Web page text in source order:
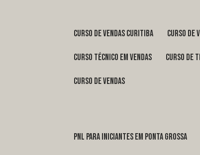
curso de vendas Curitiba curso de
curso técnico em vendas curso de
curso de vendas
pnl para iniciantes em Ponta Grossa